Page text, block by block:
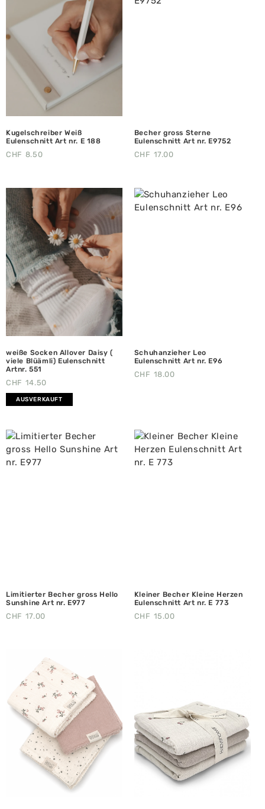
Kugelschreiber Weiß
Eulenschnitt Art nr. E 188
CHF 8.50
Becher gross Sterne
Eulenschnitt Art nr. E9752
CHF 17.00
weiße Socken Allover Daisy (
viele Blüämli) Eulenschnitt
Artnr. 551
CHF 14.50
AUSVERKAUFT
Schuhanzieher Leo
Eulenschnitt Art nr. E96
CHF 18.00
Limitierter Becher gross Hello
Sunshine Art nr. E977
CHF 17.00
Kleiner Becher Kleine Herzen
Eulenschnitt Art nr. E 773
CHF 15.00